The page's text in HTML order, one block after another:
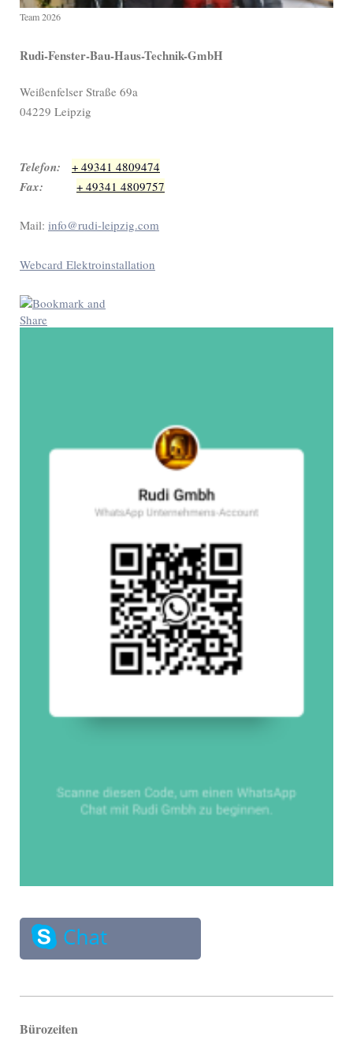
Team 2026
Rudi-Fenster-Bau-Haus-Technik-GmbH
Weißenfelser Straße 69a
04229 Leipzig
Telefon: + 49341 4809474
Fax: + 49341 4809757
Mail: info@rudi-leipzig.com
Webcard Elektroinstallation
Bürozeiten